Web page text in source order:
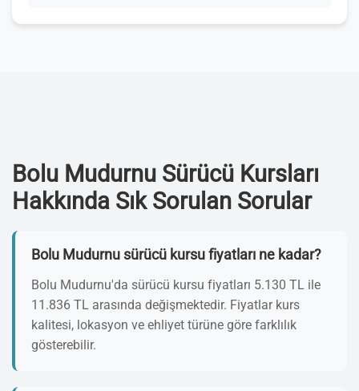
Bolu Mudurnu Sürücü Kursları
Hakkında Sık Sorulan Sorular
Bolu Mudurnu sürücü kursu fiyatları ne kadar?
Bolu Mudurnu'da sürücü kursu fiyatları 5.130 TL ile
11.836 TL arasında değişmektedir. Fiyatlar kurs
kalitesi, lokasyon ve ehliyet türüne göre farklılık
gösterebilir.